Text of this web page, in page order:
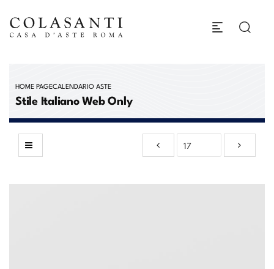
HOME PAGECALENDARIO ASTE
Stile Italiano Web Only